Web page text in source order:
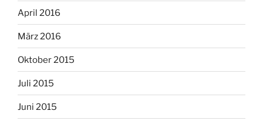
April 2016
März 2016
Oktober 2015
Juli 2015
Juni 2015